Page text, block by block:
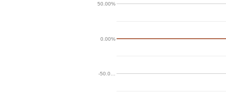
-50.0…
0.00%
50.00%